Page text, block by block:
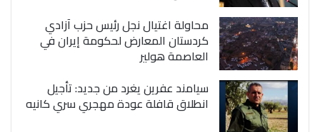
محاولة اغتيال نجل رئيس حزب آزادي
كردستان المعارض لحكومة إيران في
العاصمة هولير
سيامند عفرين يغرد من جديد: تأجيل
انطلاق قافلة عودة مهجري سري كانيه